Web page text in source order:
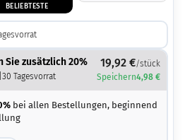
BELIEBTESTE
Sie zusätzlich 20%
30 Tagesvorrat
19,92 €/stück
Speichern4,98 €
bei allen Bestellungen, beginnend